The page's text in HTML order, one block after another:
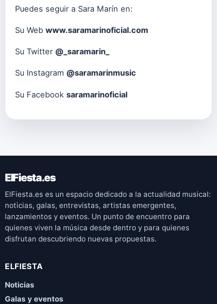
Puedes seguir a Sara Marín en:
Su Web www.saramarinoficial.com
Su Twitter @_saramarin_
Su Instagram @saramarinmusic
Su Facebook saramarinoficial
ElFiesta.es
ElFiesta.es es un espacio dedicado a la actualidad musical:
noticias, galas, entrevistas, artistas emergentes,
lanzamientos y eventos. Un punto de encuentro para
quienes viven la música desde dentro y para quienes
disfrutan descubriendo nuevas propuestas.
ELFIESTA
Noticias
Galas y eventos